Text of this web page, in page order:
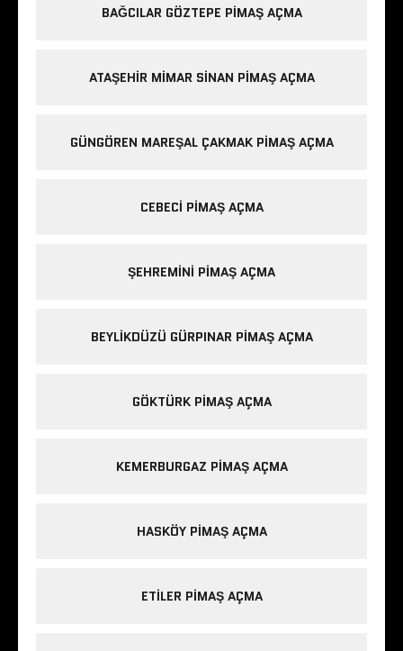
BAĞCILAR GÖZTEPE PIMAŞ AÇMA
ATAŞEHIR MIMAR SINAN PIMAŞ AÇMA
GÜNGÖREN MAREŞAL ÇAKMAK PIMAŞ AÇMA
CEBECI PIMAŞ AÇMA
ŞEHREMINI PIMAŞ AÇMA
BEYLIKDÜZÜ GÜRPINAR PIMAŞ AÇMA
GÖKTÜRK PIMAŞ AÇMA
KEMERBURGAZ PIMAŞ AÇMA
HASKÖY PIMAŞ AÇMA
ETILER PIMAŞ AÇMA